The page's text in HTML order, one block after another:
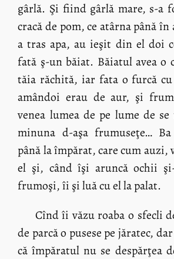
gârlă. Şi fiind gârlă mare, s-a
cracă de pom, ce atârna până
a tras apa, au ieşit din el doi
fată ş-un băiat. Băiatul avea o
tăia răchită, iar fata o furcă
amândoi erau de aur, şi
venea lumea de pe lume de
minuna d-aşa frumuseţe… Ba
până la împărat, care cum auzi,
el şi, când îşi aruncă ochii
frumoşi, îi şi luă cu el la palat.
Cînd îi văzu roaba o sfecli
de parcă o pusese pe jăratec,
că împăratul nu se despărţea